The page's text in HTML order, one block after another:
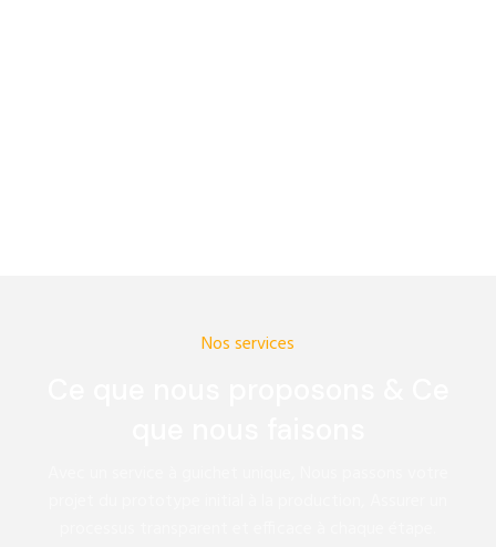
Nos services